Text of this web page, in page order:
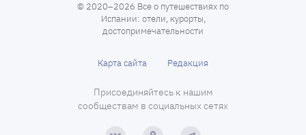
© 2020–2026 Все о путешествиях по
Испании: отели, курорты,
достопримечательности
Карта сайта Редакция
Присоединяйтесь к нашим
сообществам в социальных сетях